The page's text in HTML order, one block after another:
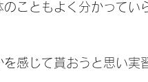
こともよく分かってい
感じて貰おうと思い実